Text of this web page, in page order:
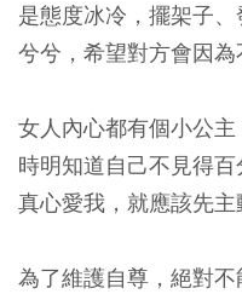
是態度冰冷，擺架子
兮兮，希望對方會因為
女人內心都有個小公
時明知道自己不見得
真心愛我，就應該先主
為了維護自尊，絕對不